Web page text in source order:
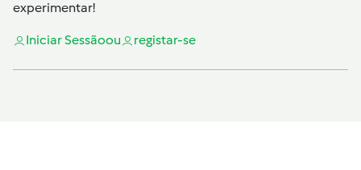
experimentar!
Iniciar Sessãoou registar-se